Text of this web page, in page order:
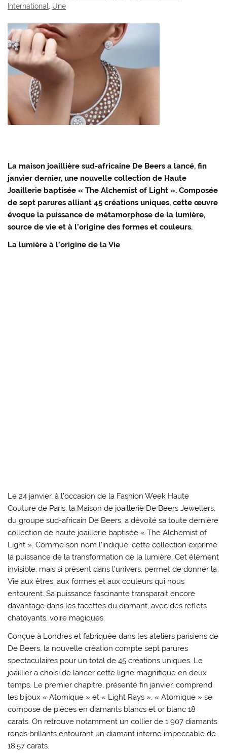
International Une
La maison joaillière sud-africaine De Beers a lancé, fin
janvier dernier, une nouvelle collection de Haute
Joaillerie baptisée « The Alchemist of Light ». Composée
de sept parures alliant 45 créations uniques, cette œuvre
évoque la puissance de métamorphose de la lumière,
source de vie et à l’origine des formes et couleurs.
La lumière à l’origine de la Vie
Le 24 janvier, à l’occasion de la Fashion Week Haute
Couture de Paris, la Maison de joaillerie De Beers Jewellers,
du groupe sud-africain De Beers, a dévoilé sa toute dernière
collection de haute joaillerie baptisée « The Alchemist of
Light ». Comme son nom l’indique, cette collection exprime
la puissance de la transformation de la lumière. Cet élément
invisible, mais si présent dans l’univers, permet de donner la
Vie aux êtres, aux formes et aux couleurs qui nous
entourent. Sa puissance fascinante transparait encore
davantage dans les facettes du diamant, avec des reflets
chatoyants, voire magiques.
Conçue à Londres et fabriquée dans les ateliers parisiens de
De Beers, la nouvelle création compte sept parures
spectaculaires pour un total de 45 créations uniques. Le
joaillier a choisi de lancer cette ligne magnifique en deux
temps. Le premier chapitre, présenté fin janvier, comprend
les bijoux « Atomique » et « Light Rays ». « Atomique » se
compose de pièces en diamants blancs et or blanc 18
carats. On retrouve notamment un collier de 1 907 diamants
ronds brillants entourant un diamant interne impeccable de
18,57 carats.